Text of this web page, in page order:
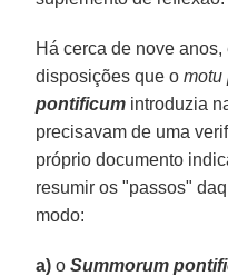
Há cerca de nove
disposições que o
pontificum introduzia
precisavam de uma
próprio documento
resumir os "passos"
modo:
a) oSummorum